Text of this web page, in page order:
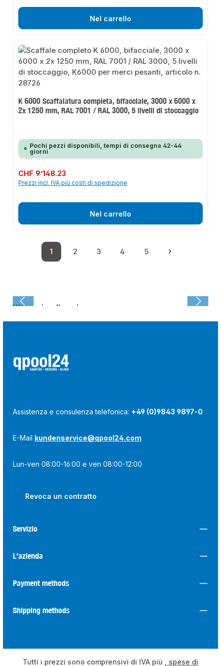
Nel carrello
K 6000 Scaffalatura completa, bifacciale, 3000 x 6000 x
2x 1250 mm, RAL 7001 / RAL 3000, 5 livelli di stoccaggio
Pochi pezzi disponibili, tempi di consegna 42-44
giorni
Prezzo normale:
CHF 9’148.23
Prezzi incl. IVA più costi di spedizione
Nel carrello
Pagina
1
Pagina
2
Pagina
3
Pagina
4
Pagina
5
Ultima visualizzazione:
Assistenza e consulenza telefonica: +49 (0)9843 9897-0
E-Mail kundenservice@qpool24.com
Lun-ven 08:00-16:00 e ven 08:00-12:00
Revoca un contratto
Servizio
L'azienda
Payment methods
Shipping methods
Tutti i prezzi sono comprensivi di IVA più , spese di